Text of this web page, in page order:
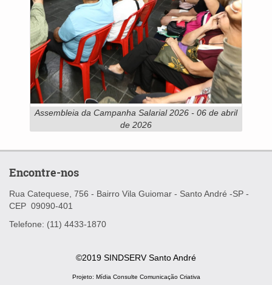
Assembleia da Campanha Salarial 2026 - 06 de abril
de 2026
Encontre-nos
Rua Catequese, 756 - Bairro Vila Guiomar - Santo André -SP -
CEP 09090-401
Telefone: (11) 4433-1870
©2019 SINDSERV Santo André
Projeto: Mídia Consulte Comunicação Criativa